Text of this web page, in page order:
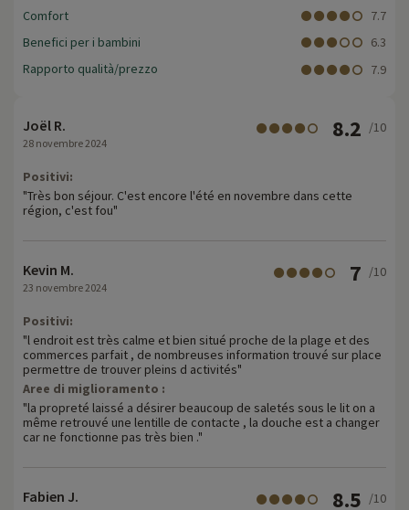
Comfort
7.7
Benefici per i bambini
6.3
Rapporto qualità/prezzo
7.9
Joël R.
28 novembre 2024
8.2 /10
Positivi:
"Très bon séjour. C'est encore l'été en novembre dans cette
région, c'est fou"
Kevin M.
23 novembre 2024
7 /10
Positivi:
"l endroit est très calme et bien situé proche de la plage et des
commerces parfait , de nombreuses information trouvé sur place
permettre de trouver pleins d activités"
Aree di miglioramento :
"la propreté laissé a désirer beaucoup de saletés sous le lit on a
même retrouvé une lentille de contacte , la douche est a changer
car ne fonctionne pas très bien ."
Fabien J. 8.5 /10